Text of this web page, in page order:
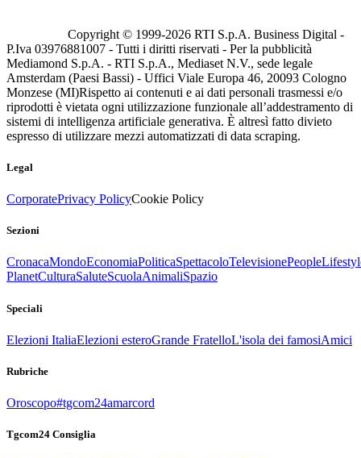
Copyright © 1999-2026 RTI S.p.A. Business Digital -
P.Iva 03976881007 - Tutti i diritti riservati - Per la pubblicità
Mediamond S.p.A. - RTI S.p.A., Mediaset N.V., sede legale
Amsterdam (Paesi Bassi) - Uffici Viale Europa 46, 20093 Cologno
Monzese (MI)Rispetto ai contenuti e ai dati personali trasmessi e/o
riprodotti è vietata ogni utilizzazione funzionale all’addestramento di
sistemi di intelligenza artificiale generativa. È altresì fatto divieto
espresso di utilizzare mezzi automatizzati di data scraping.
Legal
CorporatePrivacy PolicyCookie Policy
Sezioni
CronacaMondoEconomiaPoliticaSpettacoloTelevisionePeople
PlanetCulturaSaluteScuolaAnimaliSpazio
Speciali
Elezioni ItaliaElezioni esteroGrande FratelloL'isola dei famosiAmici
Rubriche
Oroscopo#tgcom24amarcord
Tgcom24 Consiglia